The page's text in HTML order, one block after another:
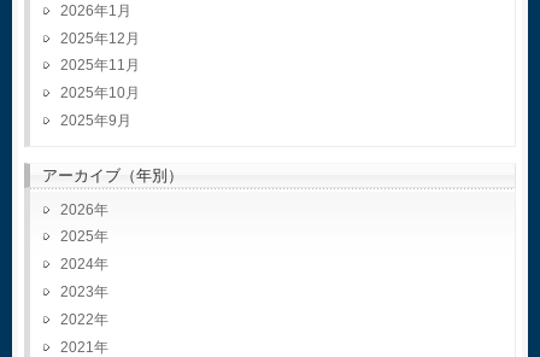
2026年1月
2025年12月
2025年11月
2025年10月
2025年9月
アーカイブ（年別）
2026
2025
2024
2023
2022
2021